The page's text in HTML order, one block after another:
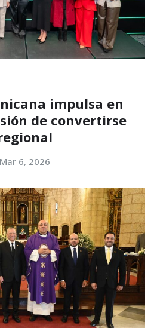
impulsa en
de convertirse
Mar 6, 2026